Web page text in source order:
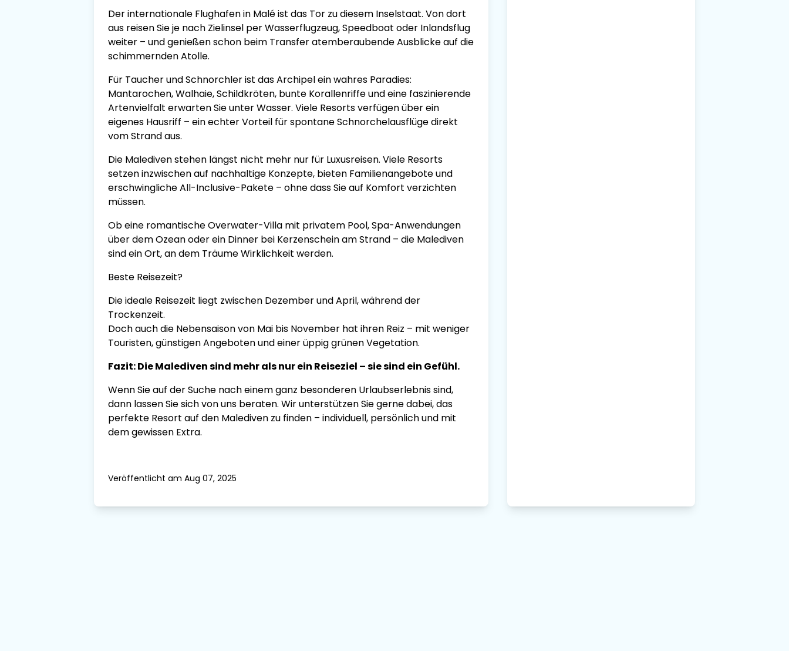
Der internationale Flughafen in Malé ist das Tor zu diesem Inselstaat. Von dort
aus reisen Sie je nach Zielinsel per Wasserflugzeug, Speedboat oder Inlandsflug
weiter – und genießen schon beim Transfer atemberaubende Ausblicke auf die
schimmernden Atolle.
Für Taucher und Schnorchler ist das Archipel ein wahres Paradies:
Mantarochen, Walhaie, Schildkröten, bunte Korallenriffe und eine faszinierende
Artenvielfalt erwarten Sie unter Wasser. Viele Resorts verfügen über ein
eigenes Hausriff – ein echter Vorteil für spontane Schnorchelausflüge direkt
vom Strand aus.
Die Malediven stehen längst nicht mehr nur für Luxusreisen. Viele Resorts
setzen inzwischen auf nachhaltige Konzepte, bieten Familienangebote und
erschwingliche All-Inclusive-Pakete – ohne dass Sie auf Komfort verzichten
müssen.
Ob eine romantische Overwater-Villa mit privatem Pool, Spa-Anwendungen
über dem Ozean oder ein Dinner bei Kerzenschein am Strand – die Malediven
sind ein Ort, an dem Träume Wirklichkeit werden.
Beste Reisezeit?
Die ideale Reisezeit liegt zwischen Dezember und April, während der
Trockenzeit.
Doch auch die Nebensaison von Mai bis November hat ihren Reiz – mit weniger
Touristen, günstigen Angeboten und einer üppig grünen Vegetation.
Fazit: Die Malediven sind mehr als nur ein Reiseziel – sie sind ein Gefühl.
Wenn Sie auf der Suche nach einem ganz besonderen Urlaubserlebnis sind,
dann lassen Sie sich von uns beraten. Wir unterstützen Sie gerne dabei, das
perfekte Resort auf den Malediven zu finden – individuell, persönlich und mit
dem gewissen Extra.
Veröffentlicht am Aug 07, 2025